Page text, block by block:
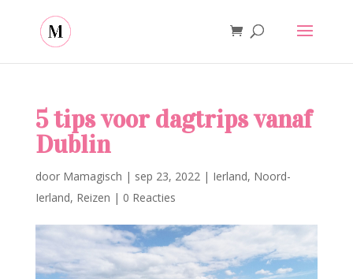
5 tips voor dagtrips vanaf
Dublin
door Mamagisch | sep 23, 2022| Ierland, Noord-
Ierland, Reizen | 0 Reacties